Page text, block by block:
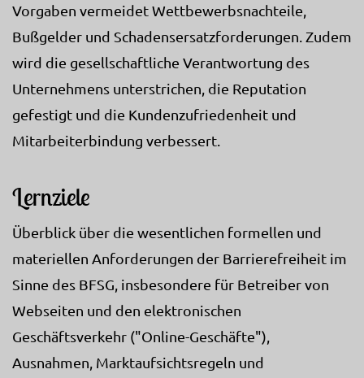
Vorgaben vermeidet Wettbewerbsnachteile,
Bußgelder und Schadensersatzforderungen. Zudem
wird die gesellschaftliche Verantwortung des
Unternehmens unterstrichen, die Reputation
gefestigt und die Kundenzufriedenheit und
Mitarbeiterbindung verbessert.
Lernziele
Überblick über die wesentlichen formellen und
materiellen Anforderungen der Barrierefreiheit im
Sinne des BFSG, insbesondere für Betreiber von
Webseiten und den elektronischen
Geschäftsverkehr ("Online-Geschäfte"),
Ausnahmen, Marktaufsichtsregeln und